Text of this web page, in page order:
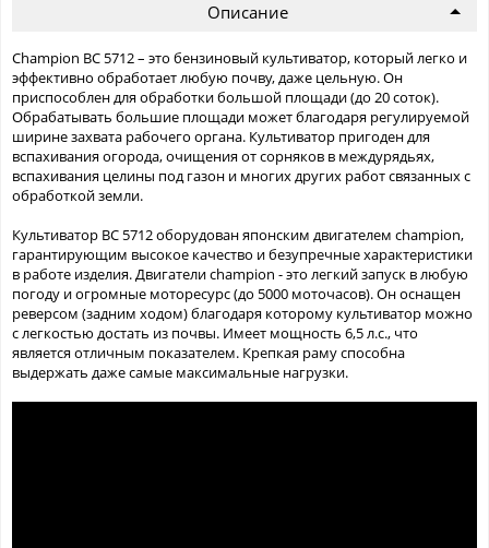
Описание
Champion ВC 5712 – это бензиновый культиватор, который легко и
эффективно обработает любую почву, даже цельную. Он
приспособлен для обработки большой площади (до 20 соток).
Обрабатывать большие площади может благодаря регулируемой
ширине захвата рабочего органа. Культиватор пригоден для
вспахивания огорода, очищения от сорняков в междурядьях,
вспахивания целины под газон и многих других работ связанных с
обработкой земли.
Культиватор ВC 5712 оборудован японским двигателем champion,
гарантирующим высокое качество и безупречные характеристики
в работе изделия. Двигатели champion - это легкий запуск в любую
погоду и огромные моторесурс (до 5000 моточасов). Он оснащен
реверсом (задним ходом) благодаря которому культиватор можно
с легкостью достать из почвы. Имеет мощность 6,5 л.с., что
является отличным показателем. Крепкая раму способна
выдержать даже самые максимальные нагрузки.